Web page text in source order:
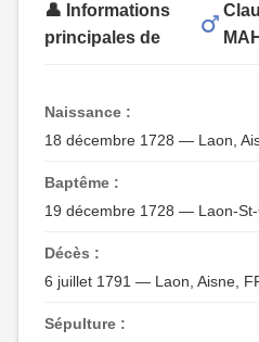
👤 Informations
principales de
Naissance :
18 décembre 1728 — Laon,
Baptême :
19 décembre 1728 — Laon-St-
Décès :
6 juillet 1791 — Laon, Aisne,
Sépulture :